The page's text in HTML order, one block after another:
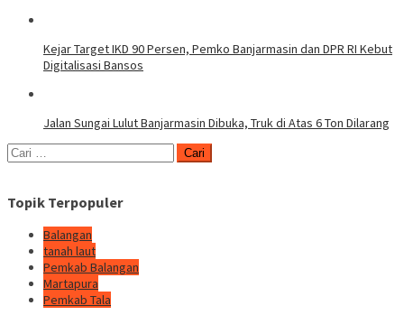
Kejar Target IKD 90 Persen, Pemko Banjarmasin dan DPR RI Kebut
Digitalisasi Bansos
Jalan Sungai Lulut Banjarmasin Dibuka, Truk di Atas 6 Ton Dilarang
Cari
untuk:
Topik Terpopuler
Balangan
tanah laut
Pemkab Balangan
Martapura
Pemkab Tala